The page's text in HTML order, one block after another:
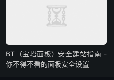
BT（宝塔面板）安全建站指南 -
你不得不看的面板安全设置